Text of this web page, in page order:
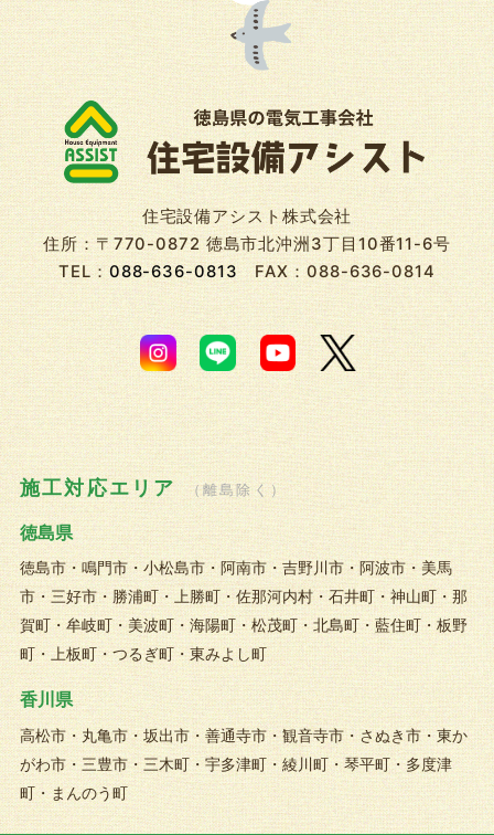
住宅設備アシスト株式会社
住所：〒770-0872 徳島市北沖洲3丁目10番11-6号
TEL：088-636-0813FAX：088-636-0814
施工対応エリア （離島除く）
徳島県
徳島市・鳴門市・小松島市・阿南市・吉野川市・阿波市・美馬
市・三好市・勝浦町・上勝町・佐那河内村・石井町・神山町・那
賀町・牟岐町・美波町・海陽町・松茂町・北島町・藍住町・板野
町・上板町・つるぎ町・東みよし町
香川県
高松市・丸亀市・坂出市・善通寺市・観音寺市・さぬき市・東か
がわ市・三豊市・三木町・宇多津町・綾川町・琴平町・多度津
町・まんのう町